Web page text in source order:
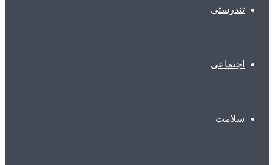
تندرستی
اجتماعی
سلامت